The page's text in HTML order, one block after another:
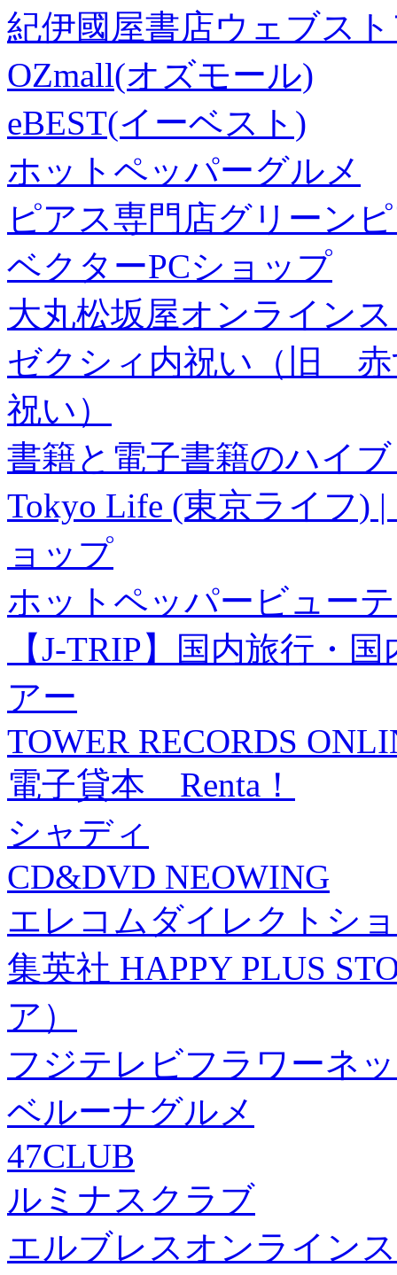
紀伊國屋書店ウェブス
OZmall(オズモール)
eBEST(イーベスト)
ホットペッパーグルメ
ピアス専門店グリーン
ベクターPCショップ
大丸松坂屋オンライン
ゼクシィ内祝い（旧 赤
祝い）
書籍と電子書籍のハイ
Tokyo Life (東京ライフ)
ョップ
ホットペッパービュー
【J-TRIP】国内旅行・
アー
TOWER RECORDS
電子貸本 Renta！
シャディ
CD&DVD NEOWING
エレコムダイレクトシ
集英社 HAPPY PLUS
ア）
フジテレビフラワーネ
ベルーナグルメ
47CLUB
ルミナスクラブ
エルブレスオンライン